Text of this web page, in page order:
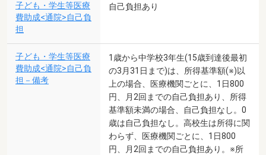
子ども・学生等医療
費助成<通院>自己負
担
自己負担あり
子ども・学生等医療
費助成<通院>自己負
担－備考
1歳から中学校3年生(15歳到達後最初
の3月31日まで)は、所得基準額(※)以
上の場合、医療機関ごとに、1日800
円、月2回までの自己負担あり、所得
基準額未満の場合、自己負担なし。0
歳は自己負担なし。高校生は所得に関
わらず、医療機関ごとに、1日800
円、月2回までの自己負担あり。※所